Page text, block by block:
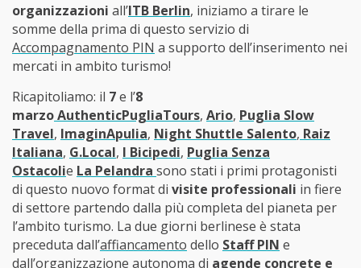
organizzazioni all’ITB Berlin, iniziamo a tirare le
somme della prima di questo servizio di
Accompagnamento PIN a supporto dell’inserimento nei
mercati in ambito turismo!
Ricapitoliamo: il 7e l’8
marzoAuthenticPugliaTours, Ario, Puglia Slow
Travel, ImaginApulia, Night Shuttle Salento, Raiz
Italiana, G.Local, I Bicipedi, Puglia Senza
Ostacolie La Pelandra sono stati i primi protagonisti
di questo nuovo format di visite professionali in fiere
di settore partendo dalla più completa del pianeta per
l’ambito turismo. La due giorni berlinese è stata
preceduta dall’affiancamento dello Staff PIN e
dall’organizzazione autonoma di agende concrete e